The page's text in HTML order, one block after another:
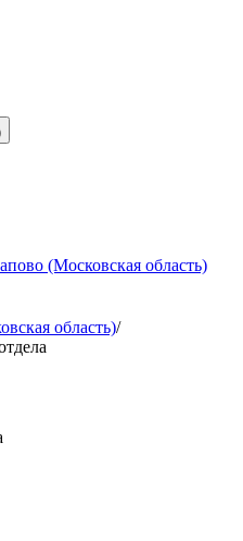
(Московская область)
область)/